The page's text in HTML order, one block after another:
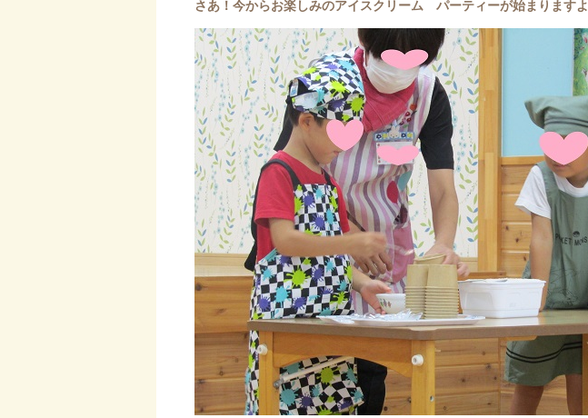
さあ！今からお楽しみのアイスクリーム パーティーが始まりますよ